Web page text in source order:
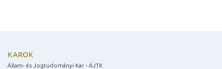
KAROK
Állam- és Jogtudományi Kar - ÁJTK